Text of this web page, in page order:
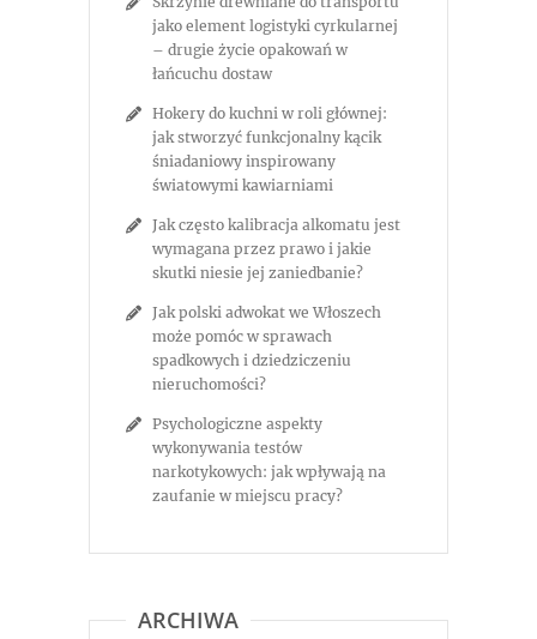
jako element logistyki cyrkularnej
– drugie życie opakowań w
łańcuchu dostaw
Hokery do kuchni w roli głównej:
jak stworzyć funkcjonalny kącik
śniadaniowy inspirowany
światowymi kawiarniami
Jak często kalibracja alkomatu jest
wymagana przez prawo i jakie
skutki niesie jej zaniedbanie?
Jak polski adwokat we Włoszech
może pomóc w sprawach
spadkowych i dziedziczeniu
nieruchomości?
Psychologiczne aspekty
wykonywania testów
narkotykowych: jak wpływają na
zaufanie w miejscu pracy?
ARCHIWA